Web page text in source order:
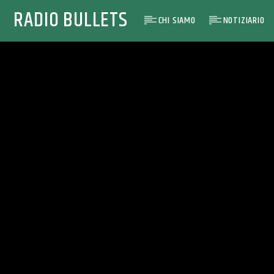
RADIO BULLETS CHI SIAMO NOTIZIARIO